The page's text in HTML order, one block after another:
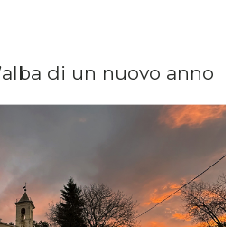
di un nuovo anno